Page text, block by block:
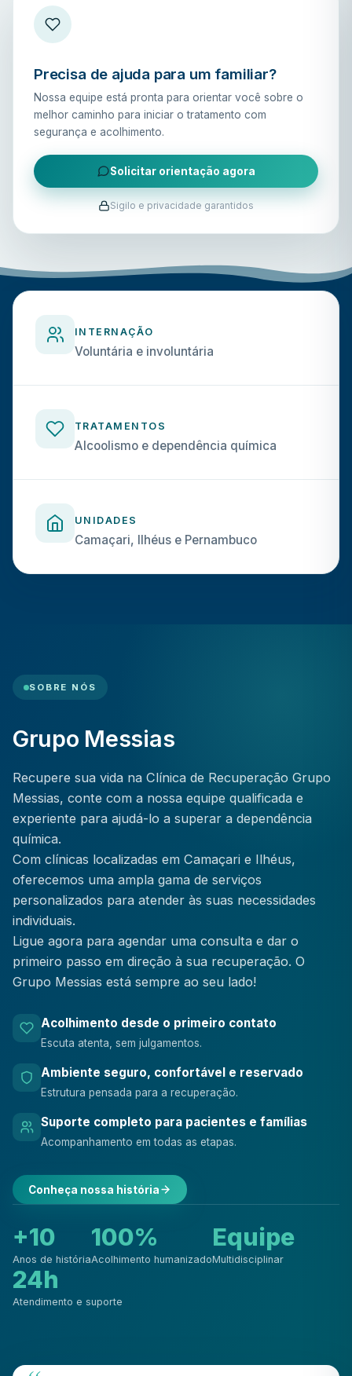
Precisa de ajuda para um familiar?
Nossa equipe está pronta para orientar você sobre o
melhor caminho para iniciar o tratamento com
segurança e acolhimento.
Solicitar orientação agora
Sigilo e privacidade garantidos
INTERNAÇÃO
Voluntária e involuntária
TRATAMENTOS
Alcoolismo e dependência química
UNIDADES
Camaçari, Ilhéus e Pernambuco
SOBRE NÓS
Grupo Messias
Recupere sua vida na Clínica de Recuperação Grupo
Messias, conte com a nossa equipe qualificada e
experiente para ajudá-lo a superar a dependência
química.
Com clínicas localizadas em Camaçari e Ilhéus,
oferecemos uma ampla gama de serviços
personalizados para atender às suas necessidades
individuais.
Ligue agora para agendar uma consulta e dar o
primeiro passo em direção à sua recuperação. O
Grupo Messias está sempre ao seu lado!
Acolhimento desde o primeiro contato
Escuta atenta, sem julgamentos.
Ambiente seguro, confortável e reservado
Estrutura pensada para a recuperação.
Suporte completo para pacientes e famílias
Acompanhamento em todas as etapas.
Conheça nossa história
+10
Anos de história
100%
Acolhimento humanizado
Equipe
Multidisciplinar
24h
Atendimento e suporte